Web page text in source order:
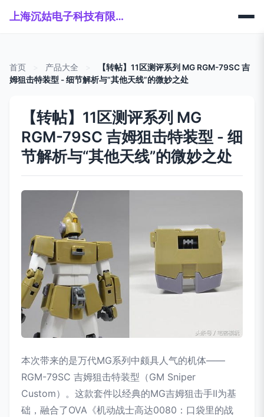
上海沉姑电子科技有限公司
首页 产品大全
【转帖】11区测评系列 MG RGM-79SC 吉
姆狙击特装型 - 细节解析与“其他天线”的微妙之处
【转帖】11区测评系列 MG
RGM-79SC 吉姆狙击特装型 - 细
节解析与“其他天线”的微妙之处
本次带来的是万代MG系列中颇具人气的机体——
RGM-79SC 吉姆狙击特装型（GM Sniper
Custom）。这款套件以经典的MG吉姆狙击手II为基
础，融合了OVA《机动战士高达0080：口袋里的战